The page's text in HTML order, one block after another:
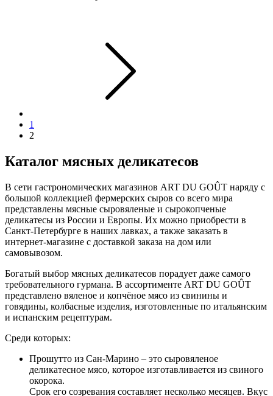
1
2
Каталог мясных деликатесов
В сети гастрономических магазинов ART DU GOÛT наряду с
большой коллекцией фермерских сыров со всего мира
представлены мясные сыровяленые и сырокопченые
деликатесы из России и Европы. Их можно приобрести в
Санкт-Петербурге в наших лавках, а также заказать в
интернет-магазине с доставкой заказа на дом или
самовывозом.
Богатый выбор мясных деликатесов порадует даже самого
требовательного гурмана. В ассортименте ART DU GOÛT
представлено вяленое и копчёное мясо из свинины и
говядины, колбасные изделия, изготовленные по итальянским
и испанским рецептурам.
Среди которых:
Прошутто из Сан-Марино – это сыровяленое
деликатесное мясо, которое изготавливается из свиного
окорока.
Срок его созревания составляет несколько месяцев. Вкус